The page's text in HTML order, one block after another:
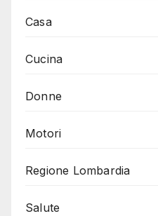
Casa
Cucina
Donne
Motori
Regione Lombardia
Salute